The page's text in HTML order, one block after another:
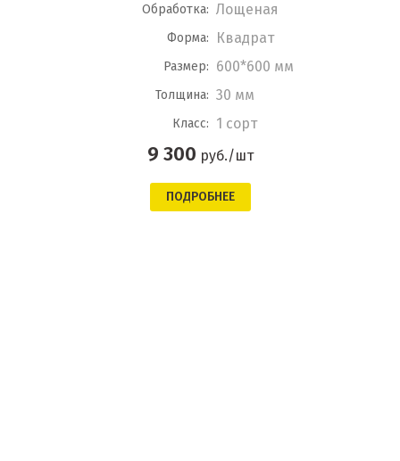
Обработка: Лощеная
Форма: Квадрат
Размер: 600*600 мм
Толщина: 30 мм
Класс: 1 сорт
9 300 руб./шт
ПОДРОБНЕЕ